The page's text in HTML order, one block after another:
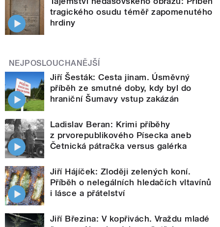
tragického osudu téměř zapomenutého
hrdiny
NEJPOSLOUCHANĚJŠÍ
Jiří Šesták: Cesta jinam. Úsměvný
příběh ze smutné doby, kdy byl do
hraniční Šumavy vstup zakázán
Ladislav Beran: Krimi příběhy
z prvorepublikového Písecka aneb
Četnická pátračka versus galérka
Jiří Hájíček: Zloději zelených koní.
Příběh o nelegálních hledačích vltavínů
i lásce a přátelství
Jiří Březina: V kopřivách. Vraždu mladé